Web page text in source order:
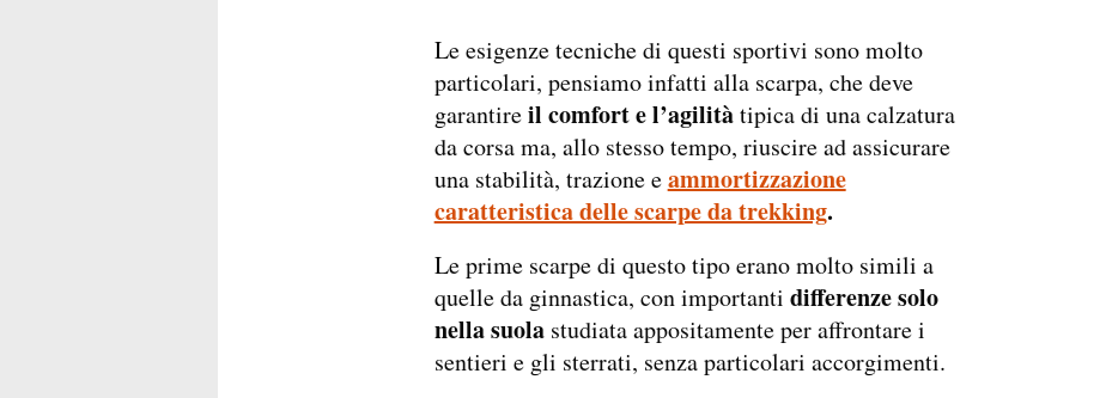
Le esigenze tecniche di questi sportivi sono molto
particolari, pensiamo infatti alla scarpa, che deve
garantireil comfort e l’agilitàtipica di una calzatura
da corsa ma, allo stesso tempo, riuscire ad assicurare
una stabilità, trazione eammortizzazione
caratteristica delle scarpe da trekking.
Le prime scarpe di questo tipo erano molto simili a
quelle da ginnastica, con importanti differenze solo
nella suolastudiata appositamente per affrontare i
sentieri e gli sterrati, senza particolari accorgimenti.